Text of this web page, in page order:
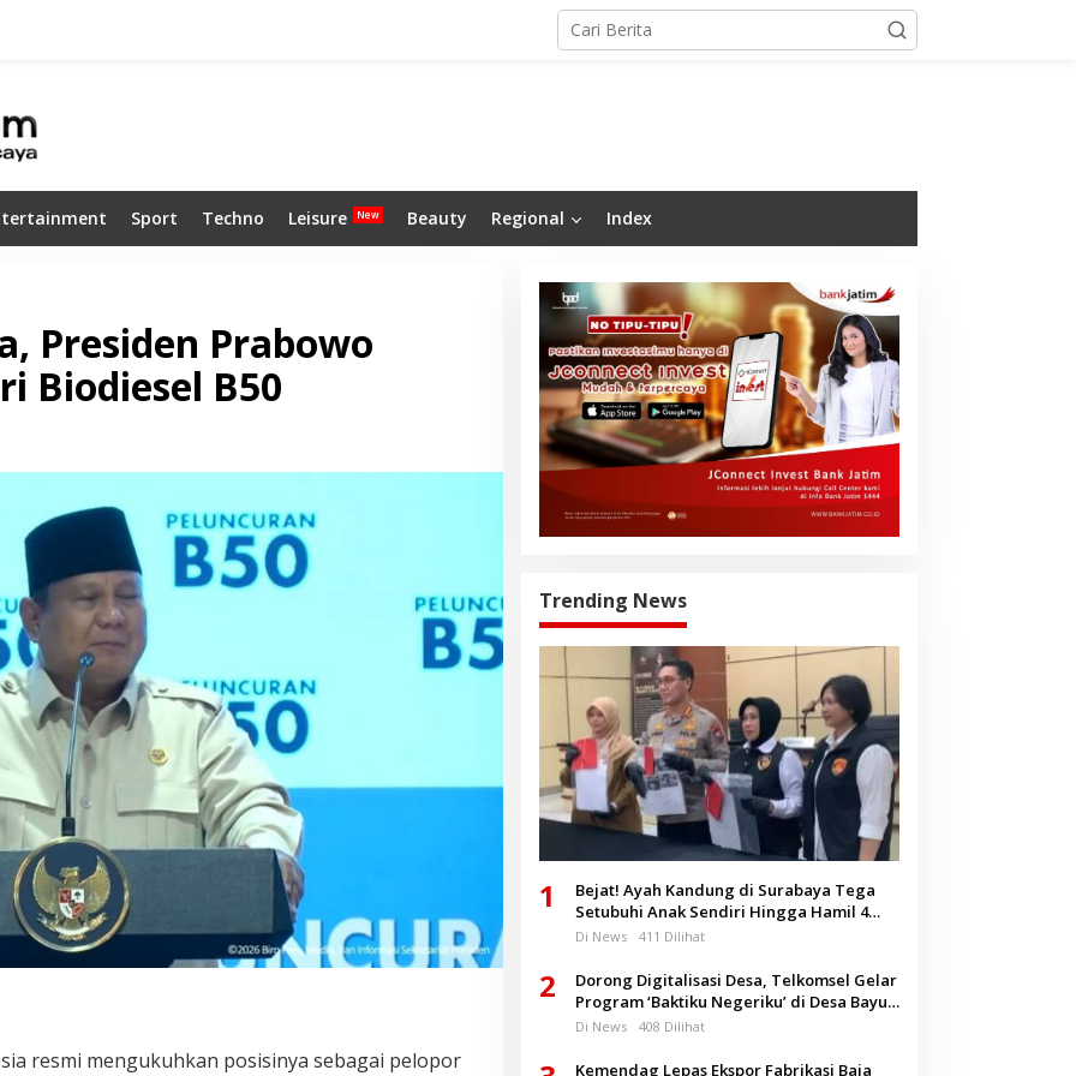
Sport Techno Leisure Beauty Regional Index
Presiden Prabowo
Biodiesel B50
resmi mengukuhkan posisinya sebagai pelopor
Trending News
1
Bejat! Ayah Kandung di Surabaya Tega
Setubuhi Anak Sendiri Hingga Hamil 4
Bulan
Di News 411 Dilihat
2
Dorong Digitalisasi Desa, Telkomsel Gelar
Program ‘Baktiku Negeriku’ di Desa Bayu
Banyuwangi
Di News 408 Dilihat
Kemendag Lepas Ekspor Fabrikasi Baja